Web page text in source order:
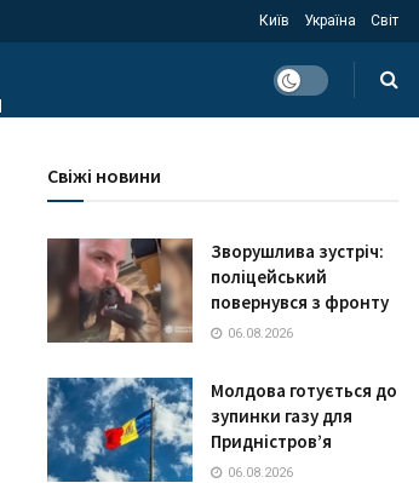
Київ Україна Світ
Свіжі новини
Зворушлива зустріч:
поліцейський
повернувся з фронту
06.08.2026
Молдова готується до
зупинки газу для
Придністров’я
06.08.2026